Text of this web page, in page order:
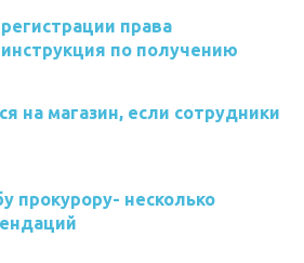
права
по получению
на магазин, если сотрудники
прокурору- несколько